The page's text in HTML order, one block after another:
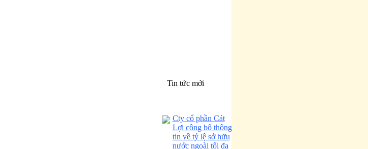
Tin tức mới
Cty cổ phần Cát
Lợi công bố thông
tin về tỷ lệ sở hữu
nước ngoài tối đa